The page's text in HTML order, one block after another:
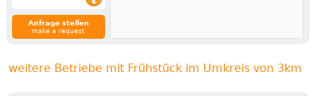
Anfrage stellen
make a request
weitere Betriebe mit Frühstück im Umkreis von 3km